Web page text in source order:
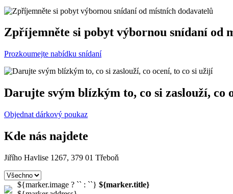
Zpříjemněte si pobyt výbornou snídaní od
Prozkoumejte nabídku snídaní
Darujte svým blízkým to, co si zaslouží, co
Objednat dárkový poukaz
Kde nás najdete
Jiřího Havlise 1267, 379 01 Třeboň
${marker.image ? `` : ``} ${marker.title}